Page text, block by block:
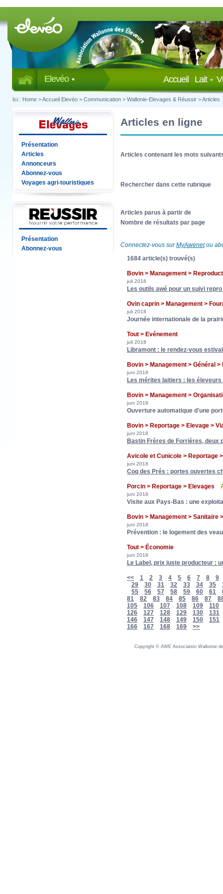
Elevéo Lait
Accueil
Ici : Home >Accueil Elevéo > Communication > Wallonie-Elevages & Réussir >Articles
Présentation
Articles
Annonceurs
Abonnez-vous
Voyages agri-touristiques
Présentation
Abonnez-vous
Articles en ligne
Articles contenant les mots
Rechercher dans cette rubrique
Articles parus à partir de
Nombre de résultats par page
Connectez-vous surMyAwenetou
1684 article(s) trouvé(s)
Bovin > Management >
juli 2018
Les outils awé pour un suivi
Ovin caprin > Management >
juli 2018
Journée internationale de la
Tout > Evénement
juli 2018
Libramont : le rendez-vous
Bovin > Management > Général >
juni 2018
Les mérites laitiers : les
Bovin > Management >
juni 2018
Ouverture automatique d'une
Bovin > Reportage > Elevage >
juni 2018
Bastin Frères de Forrières, deux
Avicole et Cunicole > Reportage
juni 2018
Coq des Prés : portes ouvertes
Porcin > Reportage > Elevages
juni 2018
Visite aux Pays-Bas : une
Bovin > Management >
juni 2018
Prévention : le logement des
Tout > Économie
juni 2018
Le Label, prix juste producteur :
<< 1 2 3 4 5 6 7 8
9
29
30 31 32 33 34 35
55
56 57 58 59 60 61
81
82 83 84 85 86 87
105
106 107 108 109
110
126
127 128 129 130
131
146
147 148 149 150
151
166
167 168 169 >>
Copyright © AWE Association Wallonne